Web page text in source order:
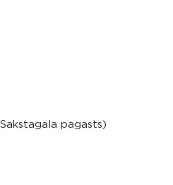
pagasts)